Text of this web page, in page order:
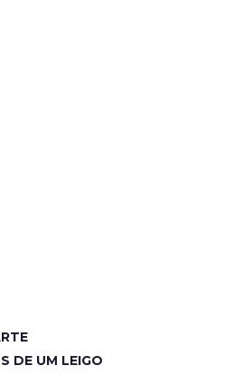
DE UM LEIGO